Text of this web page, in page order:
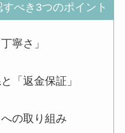
べき3つのポイント
寧さ」
「返金保証」
の取り組み